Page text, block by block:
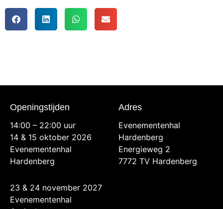
Openingstijden
14:00 – 22:00 uur
14 & 15 oktober 2026
Evenementenhal
Hardenberg
23 & 24 november 2027
Evenementenhal
Adres
Evenementenhal
Hardenberg
Energieweg 2
7772 TV Hardenberg